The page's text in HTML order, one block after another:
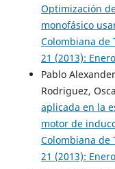
Optimización
monofásico
Colombiana de
21 (2013):
Pablo
Rodriguez,
aplicada en la
motor de
Colombiana de
21 (2013):